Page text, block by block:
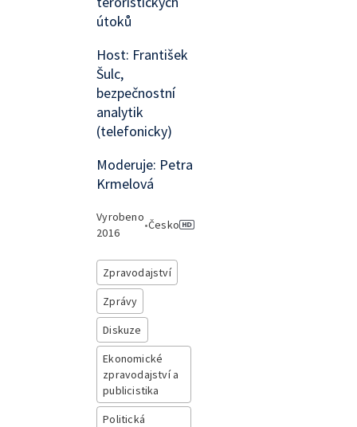
útoků
Host: František
Šulc,
bezpečnostní
analytik
(telefonicky)
Moderuje: Petra
Krmelová
Vyrobeno
2016
•Česko
Zpravodajství
Zprávy
Diskuze
Ekonomické
zpravodajství a
publicistika
Politická